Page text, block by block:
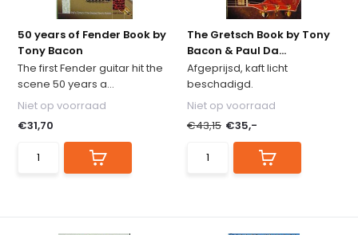
50 years of Fender Book by
Tony Bacon
The first Fender guitar hit the
scene 50 years a...
Niet op voorraad
€31,70
The Gretsch Book by Tony
Bacon & Paul Da...
Afgeprijsd, kaft licht
beschadigd.
Niet op voorraad
€43,15 €35,-